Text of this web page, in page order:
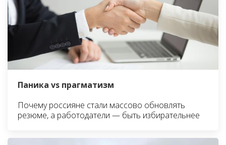
Паника vs прагматизм
Почему россияне стали массово обновлять
резюме, а работодатели — быть избирательнее